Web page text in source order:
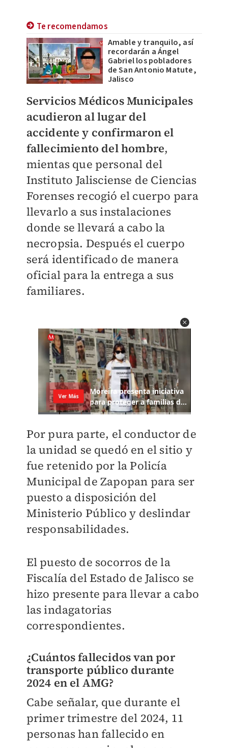
Te recomendamos
Amable y tranquilo, así
recordarán a Ángel
Gabriel los pobladores
de San Antonio Matute,
Jalisco
Servicios Médicos Municipales
acudieron al lugar del
accidente y confirmaron el
fallecimiento del hombre,
mientas que personal del
Instituto Jalisciense de Ciencias
Forenses recogió el cuerpo para
llevarlo a sus instalaciones
donde se llevará a cabo la
necropsia. Después el cuerpo
será identificado de manera
oficial para la entrega a sus
familiares.
Por pura parte, el conductor de
la unidad se quedó en el sitio y
fue retenido por la Policía
Municipal de Zapopan para ser
puesto a disposición del
Ministerio Público y deslindar
responsabilidades.
El puesto de socorros de la
Fiscalía del Estado de Jalisco se
hizo presente para llevar a cabo
las indagatorias
correspondientes.
¿Cuántos fallecidos van por
transporte público durante
2024 en el AMG?
Cabe señalar, que durante el
primer trimestre del 2024, 11
personas han fallecido en